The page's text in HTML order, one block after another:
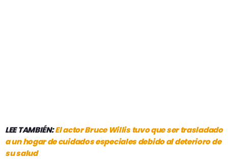
LEE TAMBIÉN:El actor Bruce Willis tuvo que ser trasladado
a un hogar de cuidados especiales debido al deterioro de
su salud